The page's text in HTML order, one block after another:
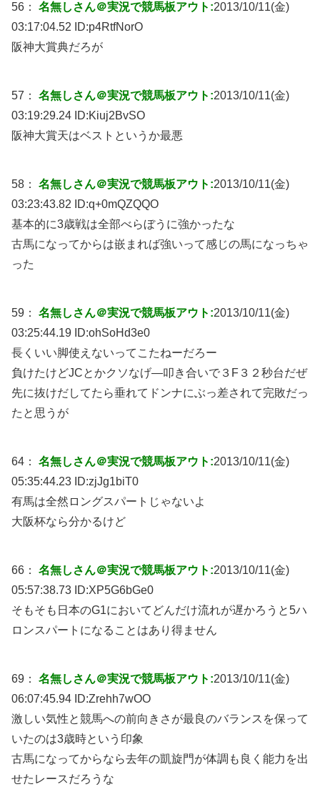
56： 名無しさん＠実況で競馬板アウト:2013/10/11(金)
03:17:04.52 ID:p4RtfNorO
阪神大賞典だろが
57： 名無しさん＠実況で競馬板アウト:2013/10/11(金)
03:19:29.24 ID:Kiuj2BvSO
阪神大賞天はベストというか最悪
58： 名無しさん＠実況で競馬板アウト:2013/10/11(金)
03:23:43.82 ID:q+0mQZQQO
基本的に3歳戦は全部べらぼうに強かったな
古馬になってからは嵌まれば強いって感じの馬になっちゃ
った
59： 名無しさん＠実況で競馬板アウト:2013/10/11(金)
03:25:44.19 ID:ohSoHd3e0
長くいい脚使えないってこたねーだろー
負けたけどJCとかクソなげ―叩き合いで３F３２秒台だぜ
先に抜けだしてたら垂れてドンナにぶっ差されて完敗だっ
たと思うが
64： 名無しさん＠実況で競馬板アウト:2013/10/11(金)
05:35:44.23 ID:zjJg1biT0
有馬は全然ロングスパートじゃないよ
大阪杯なら分かるけど
66： 名無しさん＠実況で競馬板アウト:2013/10/11(金)
05:57:38.73 ID:XP5G6bGe0
そもそも日本のG1においてどんだけ流れが遅かろうと5ハ
ロンスパートになることはあり得ません
69： 名無しさん＠実況で競馬板アウト:2013/10/11(金)
06:07:45.94 ID:Zrehh7wOO
激しい気性と競馬への前向きさが最良のバランスを保って
いたのは3歳時という印象
古馬になってからなら去年の凱旋門が体調も良く能力を出
せたレースだろうな